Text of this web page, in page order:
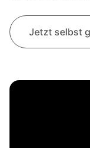
Jetzt selbst